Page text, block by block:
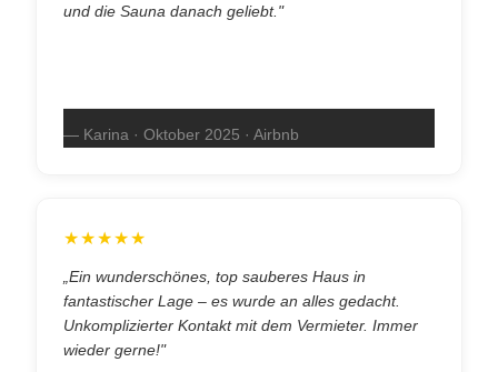
und die Sauna danach geliebt."
— Karina · Oktober 2025 · Airbnb
★★★★★
„Ein wunderschönes, top sauberes Haus in
fantastischer Lage – es wurde an alles gedacht.
Unkomplizierter Kontakt mit dem Vermieter. Immer
wieder gerne!"